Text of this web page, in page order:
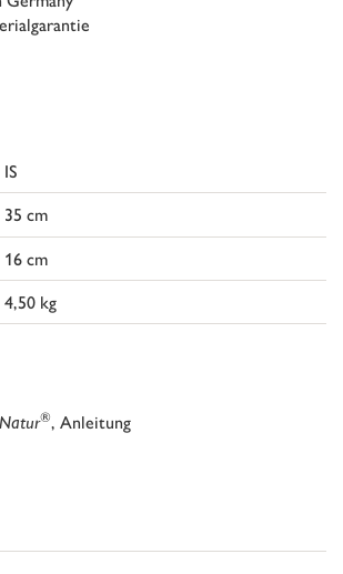
IS
35 cm
16 cm
4,50 kg
®, Anleitung